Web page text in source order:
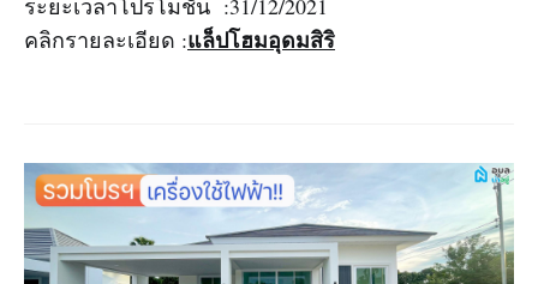
ระยะเวลาโปรโมชั่น :31/12/2021
คลิกรายละเอียด :แล็ปโฮมอุดมสิริ